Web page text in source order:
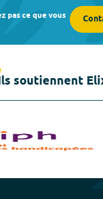
pas ce que vous
soutiennent